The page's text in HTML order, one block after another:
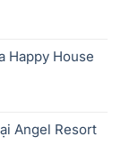
Happy House
Angel Resort